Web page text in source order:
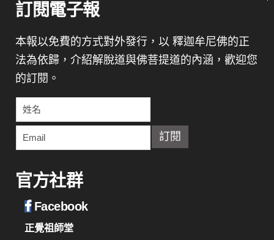
訂閱電子報
本報以免費的方式對外發行，以 釋迦牟尼佛的正
法為依歸，介紹解脫道與佛菩提道的內涵，歡迎您
的訂閱。
官方社群
Facebook
正覺祖師堂